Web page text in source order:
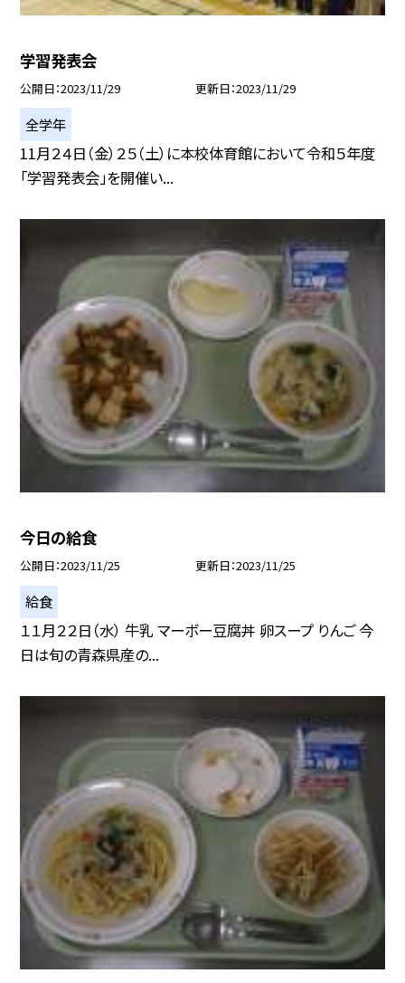
学習発表会
公開日 2023/11/29 更新日 2023/11/29
全学年
11月２４日（金）２５（土）に本校体育館において令和５年度
「学習発表会」を開催い...
今日の給食
公開日 2023/11/25 更新日 2023/11/25
給食
１１月２２日（水） 牛乳 マーボー豆腐丼 卵スープ りんご 今
日は旬の青森県産の...